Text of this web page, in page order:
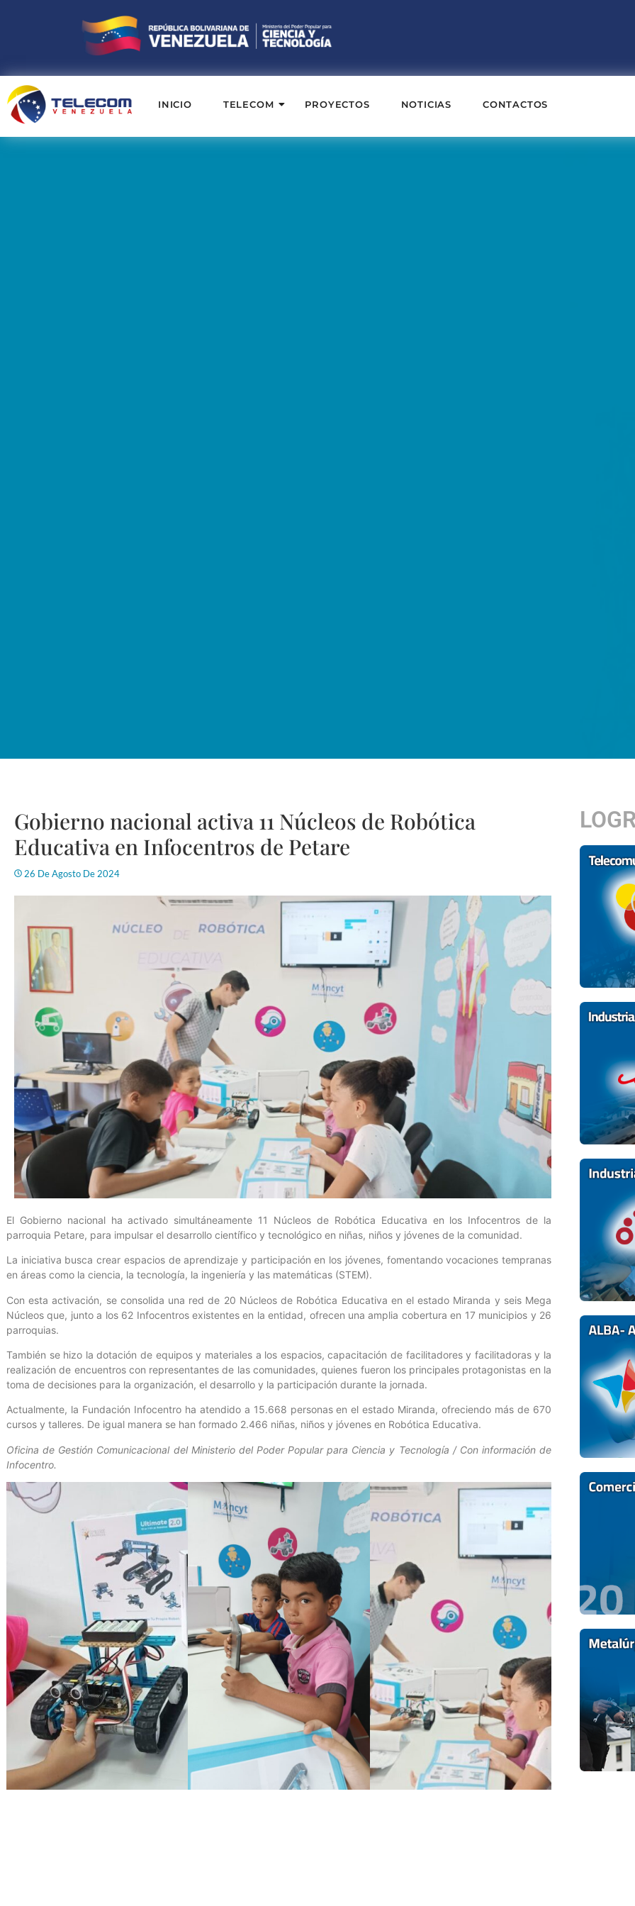
INICIO TELECOM PROYECTOS NOTICIAS CONTACTOS
Gobierno nacional activa 11 Núcleos de Robótica
Educativa en Infocentros de Petare
26 De Agosto De 2024
El Gobierno nacional ha activado simultáneamente 11 Núcleos de Robótica Educativa en los Infocentros de la
parroquia Petare, para impulsar el desarrollo científico y tecnológico en niñas, niños y jóvenes de la comunidad.
La iniciativa busca crear espacios de aprendizaje y participación en los jóvenes, fomentando vocaciones tempranas
en áreas como la ciencia, la tecnología, la ingeniería y las matemáticas (STEM).
Con esta activación, se consolida una red de 20 Núcleos de Robótica Educativa en el estado Miranda y seis Mega
Núcleos que, junto a los 62 Infocentros existentes en la entidad, ofrecen una amplia cobertura en 17 municipios y 26
parroquias.
También se hizo la dotación de equipos y materiales a los espacios, capacitación de facilitadores y facilitadoras y la
realización de encuentros con representantes de las comunidades, quienes fueron los principales protagonistas en la
toma de decisiones para la organización, el desarrollo y la participación durante la jornada.
Actualmente, la Fundación Infocentro ha atendido a 15.668 personas en el estado Miranda, ofreciendo más de 670
cursos y talleres. De igual manera se han formado 2.466 niñas, niños y jóvenes en Robótica Educativa.
Oficina de Gestión Comunicacional del Ministerio del Poder Popular para Ciencia y Tecnología / Con información de
Infocentro.